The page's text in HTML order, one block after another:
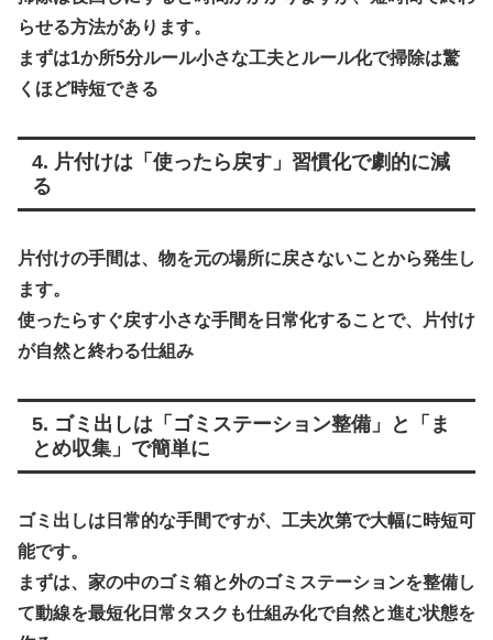
らせる方法があります。
まずは1か所5分ルール小さな工夫とルール化で掃除は驚
くほど時短できる
4. 片付けは「使ったら戻す」習慣化で劇的に減
る
片付けの手間は、物を元の場所に戻さないことから発生し
ます。
使ったらすぐ戻す小さな手間を日常化することで、片付け
が自然と終わる仕組み
5. ゴミ出しは「ゴミステーション整備」と「ま
とめ収集」で簡単に
ゴミ出しは日常的な手間ですが、工夫次第で大幅に時短可
能です。
まずは、家の中のゴミ箱と外のゴミステーションを整備し
て動線を最短化日常タスクも仕組み化で自然と進む状態を